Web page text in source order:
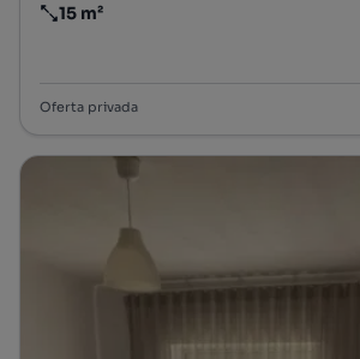
Preço por metro quadrado
15 m²
Oferta privada